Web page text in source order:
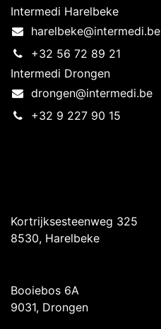
Intermedi Harelbeke
harelbeke@intermedi.be
+32 56 72 89 21
Intermedi Drongen
drongen@intermedi.be
+32 9 227 90 15
Kortrijksesteenweg 325
8530, Harelbeke
Booiebos 6A
9031, Drongen